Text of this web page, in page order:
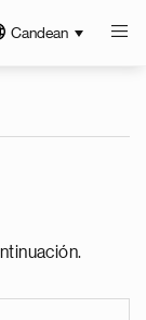
Candean